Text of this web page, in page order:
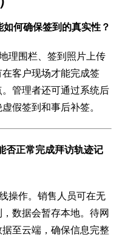
何确保签到的真实性？
理围栏、签到照片上传
客户现场才能完成签
管理者还可通过系统后
假签到和事后补签。
否正常完成拜访轨迹记
操作。销售人员可在无
数据会暂存本地。待网
至云端，确保信息完整